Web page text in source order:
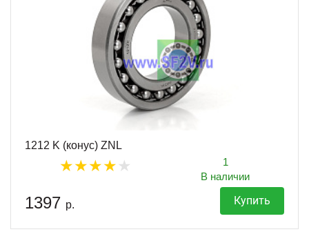
1212 K (конус) ZNL
1
В наличии
1397 р. Купить